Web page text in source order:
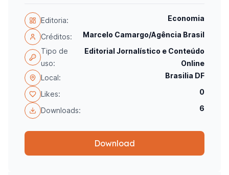
Editoria: Economia
Créditos:
Marcelo Camargo/Agência Brasil
Tipo de
uso:
Editorial Jornalístico e Conteúdo
Online
Local:
Brasilia DF
Likes: 0
Downloads: 6
Download